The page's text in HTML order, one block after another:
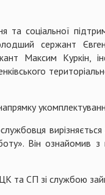
та соціальної
сержант
Максим Куркін,
Він ознайомив з
ТЦК та СП зі службою